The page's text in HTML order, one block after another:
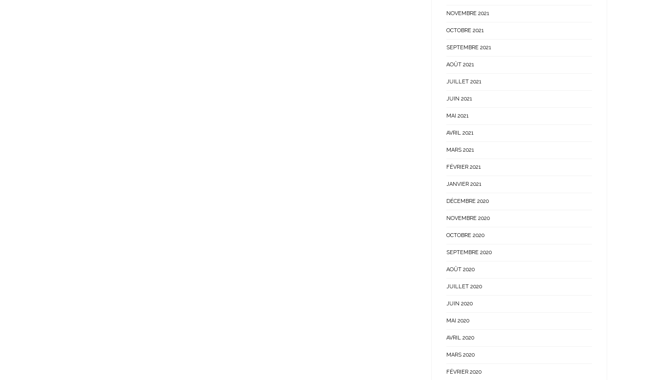
NOVEMBRE 2021
OCTOBRE 2021
SEPTEMBRE 2021
AOÛT 2021
JUILLET 2021
JUIN 2021
MAI 2021
AVRIL 2021
MARS 2021
FÉVRIER 2021
JANVIER 2021
DÉCEMBRE 2020
NOVEMBRE 2020
OCTOBRE 2020
SEPTEMBRE 2020
AOÛT 2020
JUILLET 2020
JUIN 2020
MAI 2020
AVRIL 2020
MARS 2020
FÉVRIER 2020